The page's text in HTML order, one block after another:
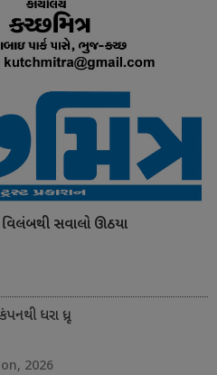
વિલંબથી સવાલો ઊઠયા
ધરા ધ્રૂજી
2026